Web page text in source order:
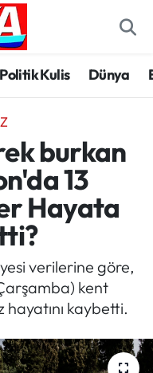
Politik Kulis Dünya
burkan
13
Hayata
verilerine göre,
kent
hayatını kaybetti.
Fikstür